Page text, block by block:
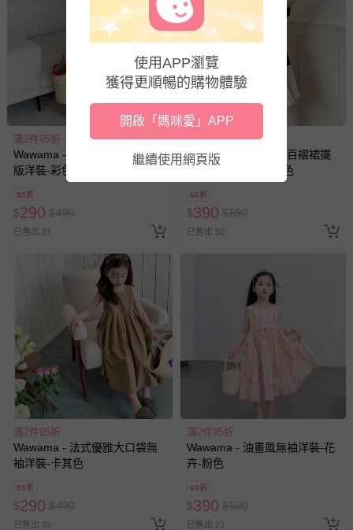
滿2件95折
Wawama - 撞色露背無袖中長
版洋裝-彩色點點-米白
59折
$290 $490
已售出 31
滿2件95折
Wawama - 圓領拼接百褶裙擺
短袖洋裝-蝴蝶結-黑色
66折
$390 $590
已售出 50
滿2件95折
Wawama - 法式優雅大口袋無
袖洋裝-卡其色
59折
$290 $490
已售出 69
滿2件95折
Wawama - 油畫風無袖洋裝-花
卉-粉色
66折
$390 $590
已售出 23
使用APP瀏覽
獲得更順暢的購物體驗
開啟「媽咪愛」APP
繼續使用網頁版